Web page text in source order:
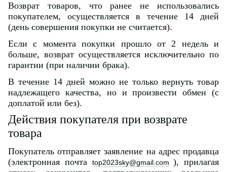
Возврат товаров, что ранее не использовались
покупателем, осуществляется в течение 14 дней
(день совершения покупки не считается).
Если с момента покупки прошло от 2 недель и
больше, возврат осуществляется исключительно по
гарантии (при наличии брака).
В течение 14 дней можно не только вернуть товар
надлежащего качества, но и произвести обмен (с
доплатой или без).
Действия покупателя при возврате
товара
Покупатель отправляет заявление на адрес продавца
(электронная почта
top2023sky@gmail.com ), прилагая